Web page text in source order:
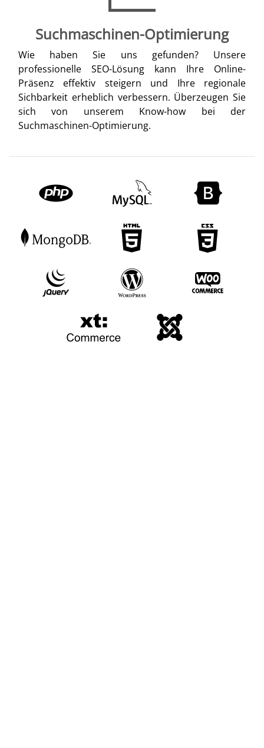
Suchmaschinen-Optimierung
Wie haben Sie uns gefunden? Unsere
professionelle SEO-Lösung kann Ihre Online-
Präsenz effektiv steigern und Ihre regionale
Sichbarkeit erheblich verbessern. Überzeugen Sie
sich von unserem Know-how bei der
Suchmaschinen-Optimierung.